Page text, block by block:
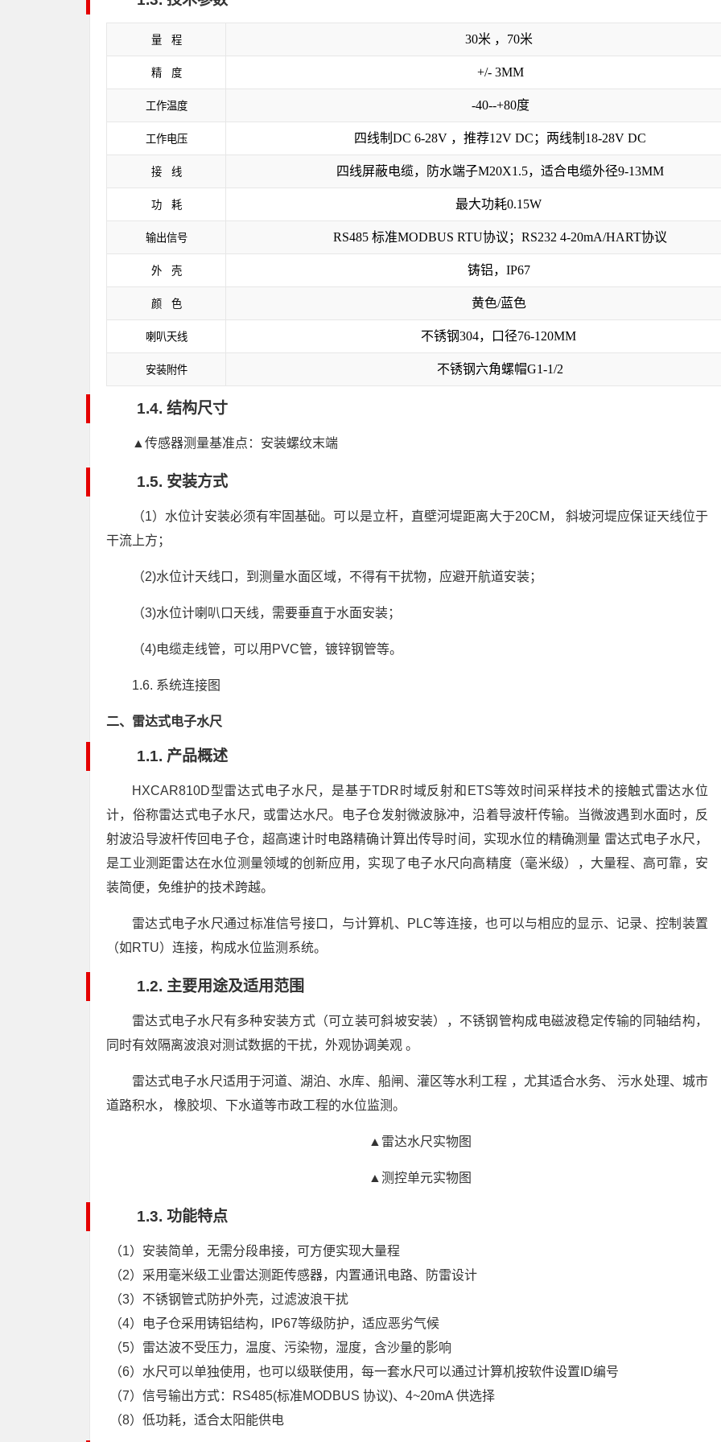
量 程 30米 ， 70米
精 度 +/- 3MM
工作温度 -40--+80度
工作电压 四线制 DC 6-28V ，推荐12V DC ；两线制 18-28V DC
接 线 四线屏蔽电缆，防水端子M20X1.5，适合电缆外径9-13MM
功 耗 最大功耗0.15W
输出信号 RS485 标准MODBUS RTU协议； RS232 4-20mA/HART协议
外 壳 铸铝， IP67
颜 色 黄色/蓝色
喇叭天线 不锈钢304，口径76-120MM
安装附件 不锈钢六角螺帽G1-1/2
1.4. 结构尺寸
▲传感器测量基准点：安装螺纹末端
1.5. 安装方式
（1）水位计安装必须有牢固基础。可以是立杆，直壁河堤距离大于20CM， 斜坡河堤应保证天线位于
干流上方；
（2)水位计天线口，到测量水面区域，不得有干扰物，应避开航道安装；
（3)水位计喇叭口天线，需要垂直于水面安装；
（4)电缆走线管，可以用PVC管，镀锌钢管等。
1.6. 系统连接图
二、雷达式电子水尺
1.1. 产品概述
HXCAR810D型雷达式电子水尺，是基于TDR时域反射和ETS等效时间采样技术的接触式雷达水位
计，俗称雷达式电子水尺，或雷达水尺。电子仓发射微波脉冲，沿着导波杆传输。当微波遇到水面时，反
射波沿导波杆传回电子仓，超高速计时电路精确计算出传导时间，实现水位的精确测量 雷达式电子水尺，
是工业测距雷达在水位测量领域的创新应用，实现了电子水尺向高精度（毫米级），大量程、高可靠，安
装简便，免维护的技术跨越。
雷达式电子水尺通过标准信号接口，与计算机、PLC等连接，也可以与相应的显示、记录、控制装置
（如RTU）连接，构成水位监测系统。
1.2. 主要用途及适用范围
雷达式电子水尺有多种安装方式（可立装可斜坡安装），不锈钢管构成电磁波稳定传输的同轴结构，
同时有效隔离波浪对测试数据的干扰，外观协调美观 。
雷达式电子水尺适用于河道、湖泊、水库、船闸、灌区等水利工程 ，尤其适合水务、 污水处理、城市
道路积水， 橡胶坝、下水道等市政工程的水位监测。
▲雷达水尺实物图
▲测控单元实物图
1.3. 功能特点
（1）安装简单，无需分段串接，可方便实现大量程
（2）采用毫米级工业雷达测距传感器，内置通讯电路、防雷设计
（3）不锈钢管式防护外壳，过滤波浪干扰
（4）电子仓采用铸铝结构，IP67等级防护，适应恶劣气候
（5）雷达波不受压力，温度、污染物，湿度，含沙量的影响
（6）水尺可以单独使用，也可以级联使用，每一套水尺可以通过计算机按软件设置ID编号
（7）信号输出方式：RS485(标准MODBUS 协议)、4~20mA 供选择
（8）低功耗，适合太阳能供电